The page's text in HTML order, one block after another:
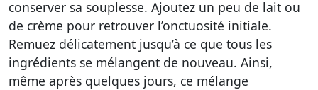
conserver sa souplesse. Ajoutez un peu de lait ou
de crème pour retrouver l’onctuosité initiale.
Remuez délicatement jusqu’à ce que tous les
ingrédients se mélangent de nouveau. Ainsi,
même après quelques jours, ce mélange